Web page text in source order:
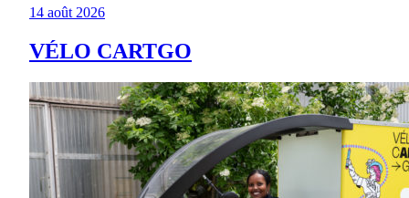
14 août 2026
VÉLO CARTGO